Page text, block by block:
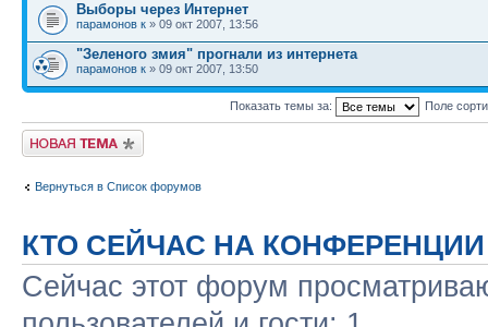
Выборы через Интернет
парамонов к » 09 окт 2007, 13:56
"Зеленого змия" прогнали из интернета
парамонов к » 09 окт 2007, 13:50
Показать темы за: Поле
Новая тема
Вернуться в Список форумов
КТО СЕЙЧАС НА КОНФЕРЕНЦИИ
Сейчас этот форум